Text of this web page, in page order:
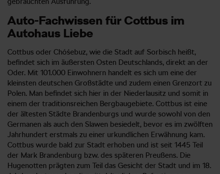
Auto-Fachwissen für Cottbus im
Autohaus Liebe
Cottbus oder Chóśebuz, wie die Stadt auf Sorbisch heißt,
befindet sich im äußersten Osten Deutschlands, direkt an der
Oder. Mit 101.000 Einwohnern handelt es sich um eine der
kleinsten deutschen Großstädte und zudem einen Grenzort zu
Polen. Man befindet sich hier in der Niederlausitz und somit in
einem der traditionsreichen Bergbaugebiete. Cottbus ist eine
der ältesten Städte Brandenburgs und wurde sowohl von den
Germanen als auch den Slawen besiedelt, bevor es im zwölften
Jahrhundert erstmals zu einer urkundlichen Erwähnung kam.
Cottbus wurde bald zur Stadt erhoben und ist seit 1445 Teil
der Mark Brandenburg bzw. des späteren Preußens. Die
Hugenotten prägten zum Teil das Gesicht der Stadt und im 18.